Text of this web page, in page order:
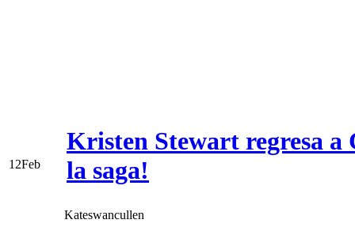
12Feb
Kristen Stewart regresa a
la saga!
Kateswancullen